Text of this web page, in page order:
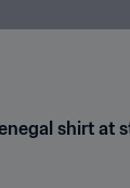
shirt at